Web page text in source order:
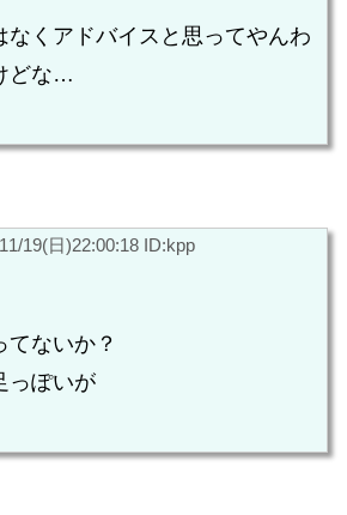
なくアドバイスと思ってやんわ
どな…
19(日)22:00:18 ID:kpp
ないか？
っぽいが